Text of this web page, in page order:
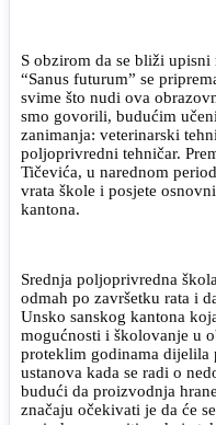
S obzirom da se bliži
“Sanus futurum” se
svime što nudi ova
smo govorili, budućim
zanimanja: veterinarski
poljoprivredni tehničar.
Tičevića, u narednom
vrata škole i posjete
kantona.
Srednja poljoprivredna
odmah po završetku rata i
Unsko sanskog kantona
mogućnosti i školovanje u
proteklim godinama dijelila
ustanova kada se radi o
budući da proizvodnja
značaju očekivati je da će